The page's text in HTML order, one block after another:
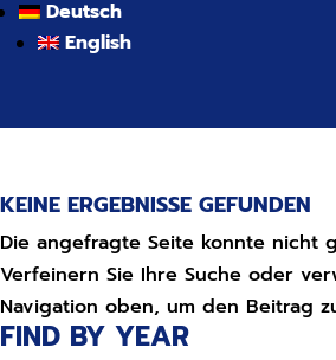
Deutsch
English
GALLERIES
KEINE ERGEBNISSE GEFUNDEN
Die angefragte Seite konnte nicht
Verfeinern Sie Ihre Suche oder
Navigation oben, um den Beitrag
FIND BY YEAR